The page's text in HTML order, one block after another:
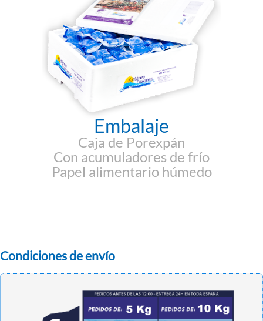
Embalaje
Caja de Porexpán
Con acumuladores de frío
Papel alimentario húmedo
Condiciones de envío